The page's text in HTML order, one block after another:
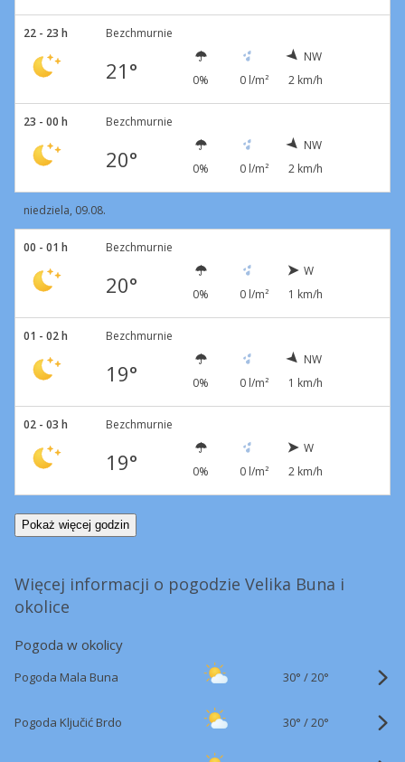
22 - 23 h Bezchmurnie
21° 0% 0 l/m²
NW
2 km/h
23 - 00 h Bezchmurnie
20° 0% 0 l/m²
NW
2 km/h
niedziela, 09.08.
00 - 01 h Bezchmurnie
20° 0% 0 l/m²
W
1 km/h
01 - 02 h Bezchmurnie
19° 0% 0 l/m²
NW
1 km/h
02 - 03 h Bezchmurnie
19° 0% 0 l/m²
W
2 km/h
Pokaż więcej godzin
Więcej informacji o pogodzie Velika Buna i
okolice
Pogoda w okolicy
Pogoda Mala Buna 30° /20°
Pogoda Ključić Brdo 30° /20°